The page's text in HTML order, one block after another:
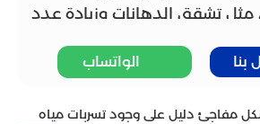
مثل تشقق الدهانات وزيادة عدد
في تلك الأماكن. لذلك يجب
وبالتالي يتم الاستعانة بخبراء
بنا الواتساب
مفاجئ دليل على وجود تسربات مياه